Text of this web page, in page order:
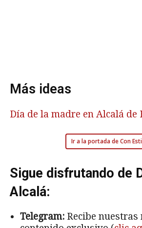
Más ideas
Día de la madre en Alcalá de
Ir a la portada de Con
Sigue disfrutando de
Alcalá:
Telegram: Recibe